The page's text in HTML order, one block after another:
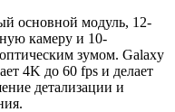
основной модуль, 12-
камеру и 10-
зумом. Galaxy
4K до 60 fps и делает
детализации и